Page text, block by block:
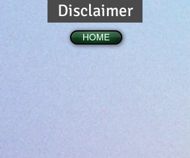
Disclaimer
HOME